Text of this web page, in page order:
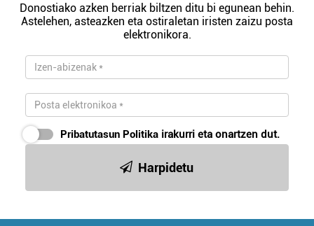
Donostiako azken berriak biltzen ditu bi egunean behin.
Astelehen, asteazken eta ostiraletan iristen zaizu posta
elektronikora.
Pribatutasun Politika irakurri eta onartzen dut.
Harpidetu